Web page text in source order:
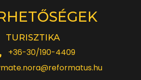
TURISZTIKA
+36-30/190-4409